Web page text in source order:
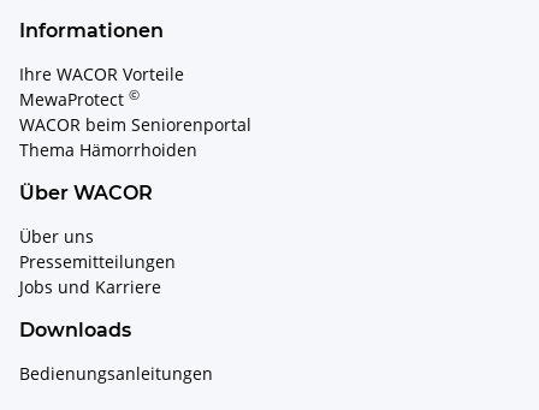
Informationen
Ihre WACOR Vorteile
MewaProtect ©
WACOR beim Seniorenportal
Thema Hämorrhoiden
Über WACOR
Über uns
Pressemitteilungen
Jobs und Karriere
Downloads
Bedienungsanleitungen